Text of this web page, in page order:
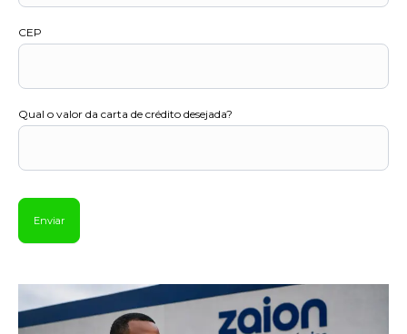
CEP
Qual o valor da carta de crédito desejada?
Enviar